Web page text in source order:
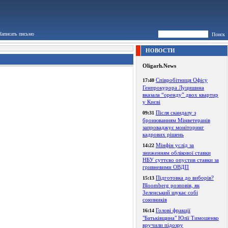
письмо Поиск
НОВОСТИ
Oligarh.News
17:40 Співробітниця Офісу
Генпрокурора Луцишина
вказала “оренду” двох квартир
у Києві
09:31 Після скандалу з
бронюванням Мінветеранів
запроваджує моніторинг
кадрових рішень
14:22 Мінфін услід за
зниженням облікової ставки
НБУ суттєво опустив ставки за
гривневими ОВДП
15:13 Підготовка до виборів?
Bloomberg розповів, як
Зеленський шукає собі
союзників
16:14 Голові фракції
"Батьківщина" Юлії Тимошенко
вручили підозру